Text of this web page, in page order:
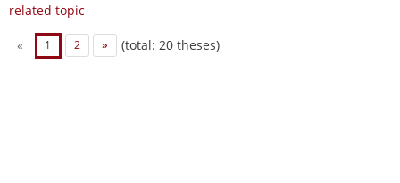
related topic
« 1 2 » (total: 20 theses)